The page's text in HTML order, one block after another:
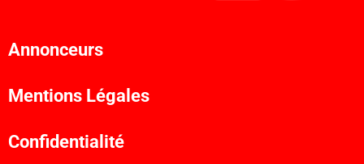
Annonceurs
Mentions Légales
Confidentialité